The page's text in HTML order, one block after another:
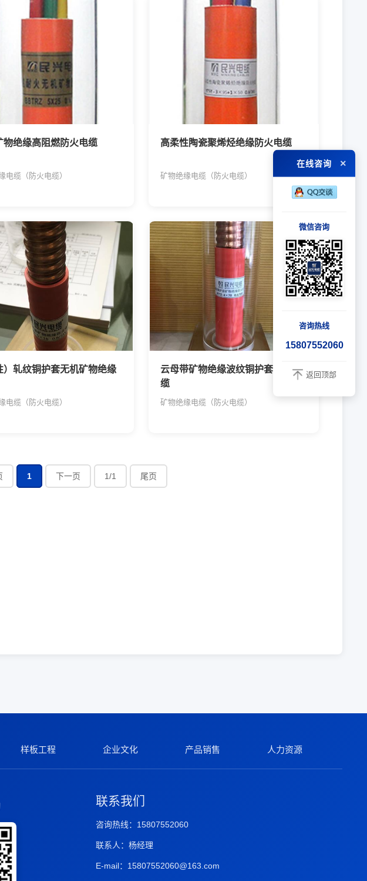
物绝缘高阻燃防火电缆
电缆（防火电缆）
高柔性陶瓷聚烯烃绝缘防火电缆
矿物绝缘电缆（防火电缆）
）轧纹铜护套无机矿物绝缘
电缆（防火电缆）
云母带矿物绝缘波纹铜护套电力电
缆
矿物绝缘电缆（防火电缆）
1 下一页 1/1 尾页
样板工程 企业文化 产品销售 人力资源
联系我们
咨询热线：15807552060
联系人：杨经理
E-mail：15807552060@163.com
在线咨询 ×
微信咨询
咨询热线
15807552060
返回顶部